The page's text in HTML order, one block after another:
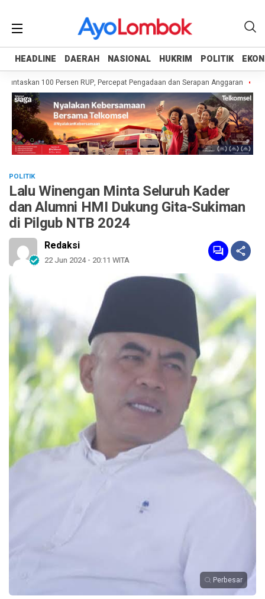
HEADLINE DAERAH NASIONAL HUKRIM POLITIK
HEADLINE DAERAH NASIONAL HUKRIM POLITIK
100 Persen RUP, Percepat Pengadaan dan Serapan Anggaran
POLITIK
Lalu Winengan Minta Seluruh Kader
dan Alumni HMI Dukung Gita-Sukiman
di Pilgub NTB 2024
Redaksi
22 Jun 2024 - 20:11 WITA
Perbesar